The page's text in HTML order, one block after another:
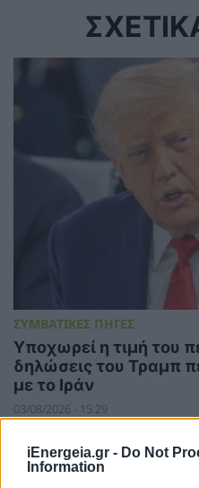
iEnergeia.gr - Do Not
Information
ΣΥΜΒΑΤΙΚΕΣ ΠΗΓΕΣ
Υποχωρεί η τιμή του
δηλώσεις του Τραμπ
με το Ιράν
03/08/2026 - 15:29